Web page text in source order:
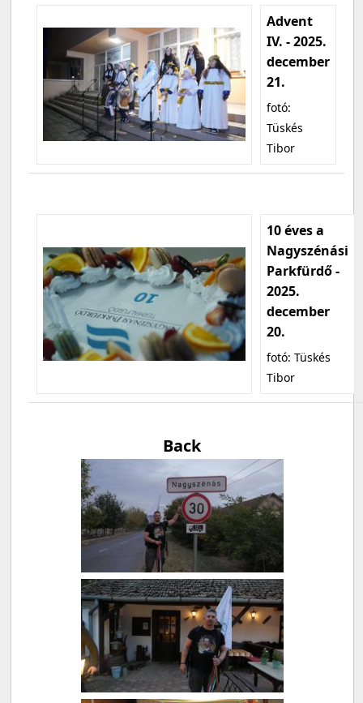
Advent
IV. - 2025.
december
21.
fotó:
Tüskés
Tibor
10 éves a
Nagyszénási
Parkfürdő -
2025.
december
20.
fotó: Tüskés
Tibor
Back